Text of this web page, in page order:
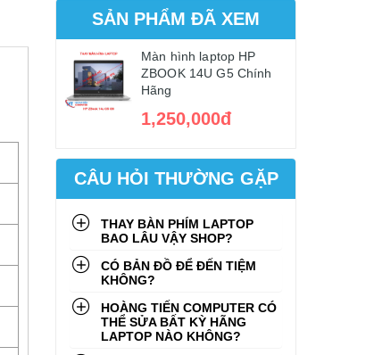
SẢN PHẨM ĐÃ XEM
Màn hình laptop HP
ZBOOK 14U G5 Chính
Hãng
1,250,000đ
CÂU HỎI THƯỜNG GẶP
THAY BÀN PHÍM LAPTOP
BAO LÂU VẬY SHOP?
CÓ BẢN ĐỒ ĐỂ ĐẾN TIỆM
KHÔNG?
HOÀNG TIẾN COMPUTER CÓ
THỂ SỬA BẤT KỲ HÃNG
LAPTOP NÀO KHÔNG?